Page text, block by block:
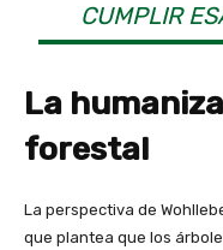
CUMPLIR
La
forestal
La perspectiva de
que plantea que los